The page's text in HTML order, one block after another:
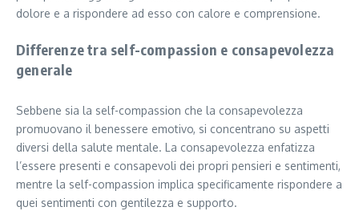
dolore e a rispondere ad esso con calore e comprensione.
Differenze tra self-compassion e consapevolezza
generale
Sebbene sia la self-compassion che la consapevolezza
promuovano il benessere emotivo, si concentrano su aspetti
diversi della salute mentale. La consapevolezza enfatizza
l’essere presenti e consapevoli dei propri pensieri e sentimenti,
mentre la self-compassion implica specificamente rispondere a
quei sentimenti con gentilezza e supporto.